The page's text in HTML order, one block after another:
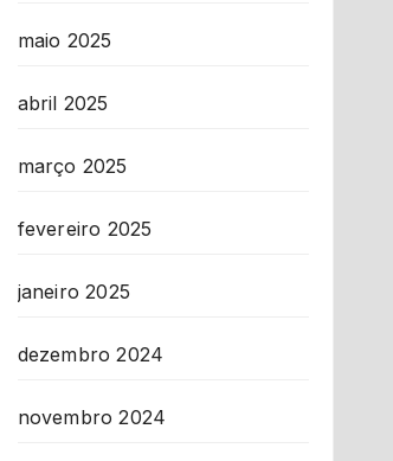
maio 2025
abril 2025
março 2025
fevereiro 2025
janeiro 2025
dezembro 2024
novembro 2024